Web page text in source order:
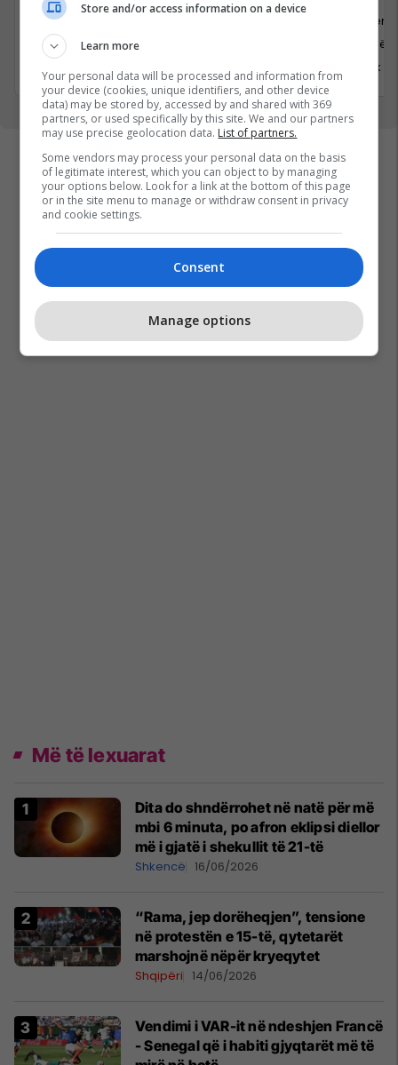
Prishtina, Kosovo
1 Korrik 2026
Inxhinieri
Prishtinë
6 Korrik
Më të lexuarat
Dita do shndërrohet në natë për më
mbi 6 minuta, po afron eklipsi diellor
më i gjatë i shekullit të 21-të
Shkencë 16/06/2026
“Rama, jep dorëheqjen”, tensione
në protestën e 15-të, qytetarët
marshojnë nëpër kryeqytet
Shqipëri 14/06/2026
Vendimi i VAR-it në ndeshjen Francë
- Senegal që i habiti gjyqtarët më të
Store and/or access information on a device
Learn more
Your personal data will be processed and information from
your device (cookies, unique identifiers, and other device
data) may be stored by, accessed by and shared with 369
partners, or used specifically by this site. We and our partners
may use precise geolocation data. List of partners.
Some vendors may process your personal data on the basis
of legitimate interest, which you can object to by managing
your options below. Look for a link at the bottom of this page
or in the site menu to manage or withdraw consent in privacy
and cookie settings.
Consent
Manage options